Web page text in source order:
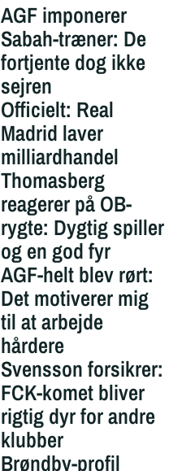
AGF imponerer
Sabah-træner: De
fortjente dog ikke
sejren
Officielt: Real
Madrid laver
milliardhandel
Thomasberg
reagerer på OB-
rygte: Dygtig spiller
og en god fyr
AGF-helt blev rørt:
Det motiverer mig
til at arbejde
hårdere
Svensson forsikrer:
FCK-komet bliver
rigtig dyr for andre
klubber
Brøndby-profil